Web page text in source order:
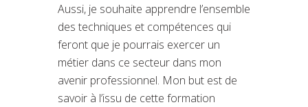
Aussi, je souhaite apprendre l’ensemble
des techniques et compétences qui
feront que je pourrais exercer un
métier dans ce secteur dans mon
avenir professionnel. Mon but est de
savoir à l’issu de cette formation